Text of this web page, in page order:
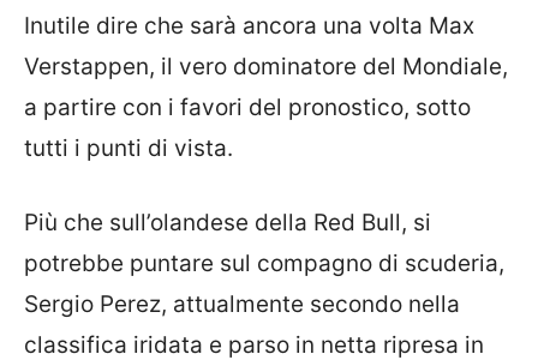
Inutile dire che sarà ancora una volta Max
Verstappen, il vero dominatore del Mondiale,
a partire con i favori del pronostico, sotto
tutti i punti di vista.
Più che sull’olandese della Red Bull, si
potrebbe puntare sul compagno di scuderia,
Sergio Perez, attualmente secondo nella
classifica iridata e parso in netta ripresa in